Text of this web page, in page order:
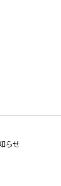
らせ